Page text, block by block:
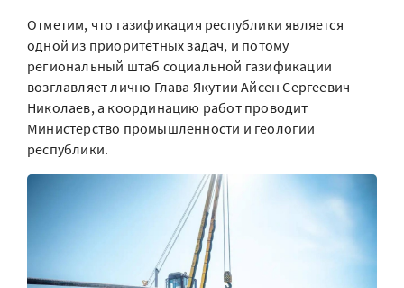
Отметим, что газификация республики является
одной из приоритетных задач, и потому
региональный штаб социальной газификации
возглавляет лично Глава Якутии Айсен Сергеевич
Николаев, а координацию работ проводит
Министерство промышленности и геологии
республики.